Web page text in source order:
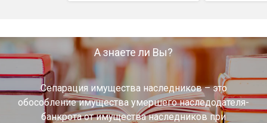
А знаете ли Вы?
Сепарация имущества наследников – это
обособление имущества умершего наследодателя-
банкрота от имущества наследников при